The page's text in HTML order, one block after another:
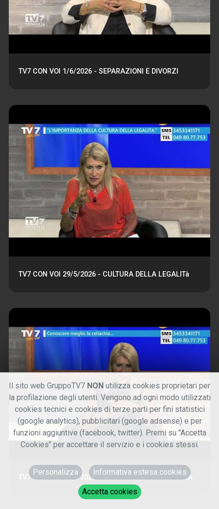
TV7 CON VOI 1/6/2026 - SEPARAZIONI E DIVORZI
TV7 CON VOI 29/5/2026 - CULTURA DELLA LEGALITà
TV7 CON VOI 28/5/2026 - CONOSCERE LA CELIACHIA
Il sito web GruppoTV7 NON utilizza cookies proprietari per
la profilazione degli utenti. Vengono ad ogni modo utilizzati
cookies tecnici e cookies di terze parti per fini statistici
(google analytics), pubblicitari (google adsense) e per
funzioni aggiuntive (facebook, twitter). Premi su "Accetta
Cookies" per accettare il servizio e i cookies stessi.
Personalizza Informativa estesa cookies
Accetta cookies